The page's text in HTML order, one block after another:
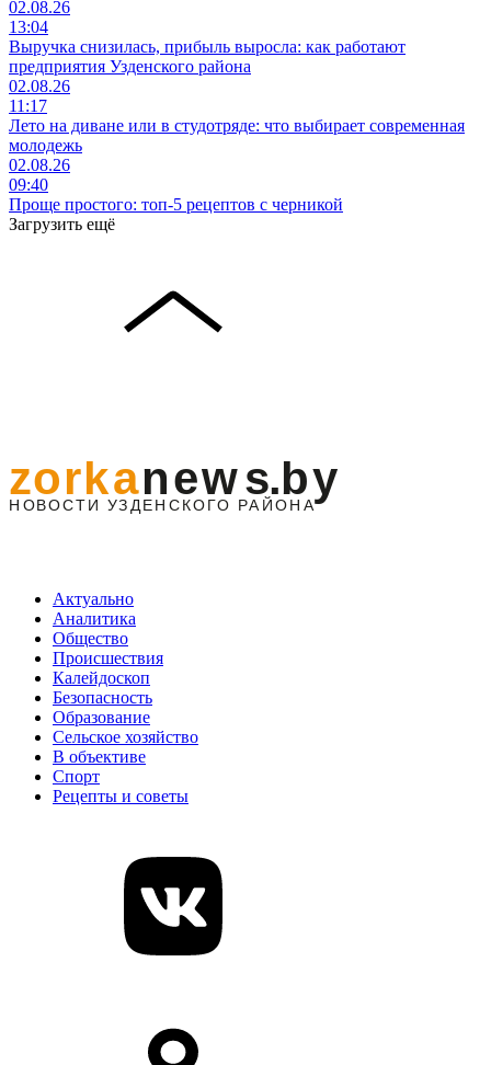
02.08.26
13:04
Выручка снизилась, прибыль выросла: как работают
предприятия Узденского района
02.08.26
11:17
Лето на диване или в студотряде: что выбирает современная
молодежь
02.08.26
09:40
Проще простого: топ-5 рецептов с черникой
Загрузить ещё
Актуально
Аналитика
Общество
Происшествия
Калейдоскоп
Безопасность
Образование
Сельское хозяйство
В объективе
Спорт
Рецепты и советы